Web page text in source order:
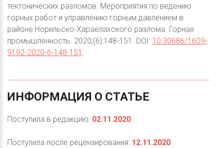
тектонических разломов. Мероприятия по ведению
горных работ и управлению горным давлением в
районе Норильско-Хараелахского разлома. Горная
промышленность. 2020;(6):148-151. DOI: 10.30686/1609-
9192-2020-6-148-151 .
ИНФОРМАЦИЯ О СТАТЬЕ
Поступила в редакцию: 02.11.2020
Поступила после рецензирования: 12.11.2020